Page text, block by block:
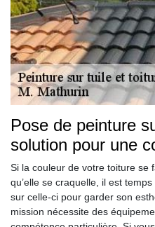
Pose de peinture
solution pour une
Si la couleur de votre toiture se
qu’elle se craquelle, il est
sur celle-ci pour garder son
mission nécessite des